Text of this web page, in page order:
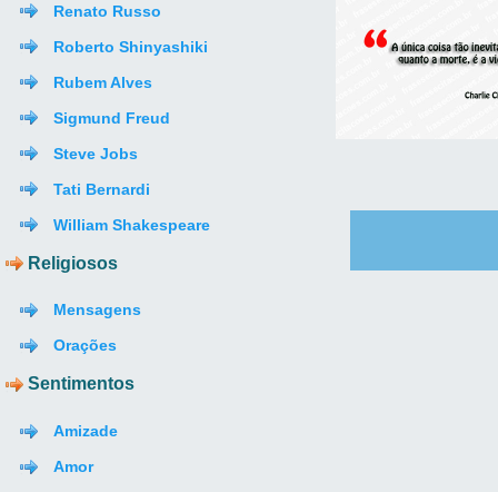
Renato Russo
Roberto Shinyashiki
Rubem Alves
Sigmund Freud
Steve Jobs
Tati Bernardi
William Shakespeare
Religiosos
Mensagens
Orações
Sentimentos
Amizade
Amor